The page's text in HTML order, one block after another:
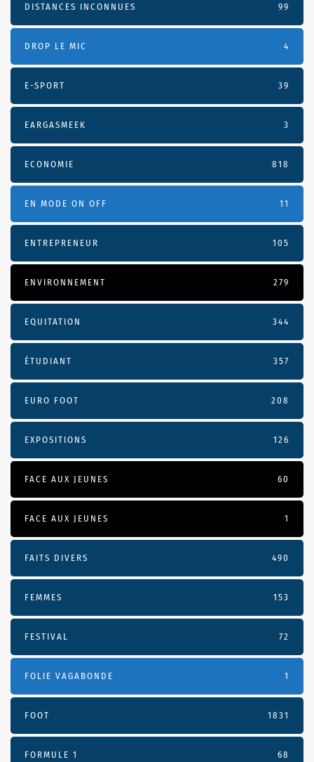
DISTANCES INCONNUES 99
DROP LE MIC 4
E-SPORT 39
EARGASMEEK 3
ECONOMIE 818
EN MODE ON OFF 11
ENTREPRENEUR 105
ENVIRONNEMENT 279
EQUITATION 344
ÉTUDIANT 357
EURO FOOT 208
EXPOSITIONS 126
FACE AUX JEUNES 60
FACE AUX JEUNES 1
FAITS DIVERS 490
FEMMES 153
FESTIVAL 72
FOLIE VAGABONDE 1
FOOT 1831
FORMULE 1 68